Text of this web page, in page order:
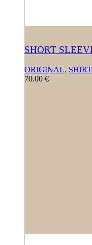
SHORT
ORIGINAL,
70.00 €